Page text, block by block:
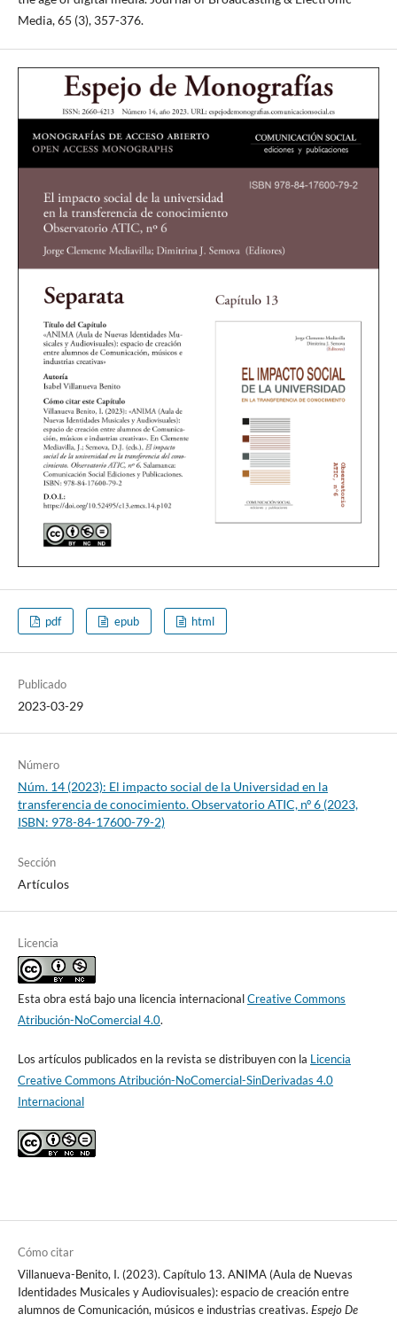
Media, 65 (3), 357-376.
pdf epub html
Publicado
2023-03-29
Número
Núm. 14 (2023): El impacto social de la Universidad en la
transferencia de conocimiento. Observatorio ATIC, nº 6 (2023,
ISBN: 978-84-17600-79-2)
Sección
Artículos
Licencia
Esta obra está bajo una licencia internacionalCreative Commons
Atribución-NoComercial 4.0.
Los artículos publicados en la revista se distribuyen con la Licencia
Creative Commons Atribución-NoComercial-SinDerivadas 4.0
Internacional
Cómo citar
Villanueva-Benito, I. (2023). Capítulo 13. ANIMA (Aula de Nuevas
Identidades Musicales y Audiovisuales): espacio de creación entre
alumnos de Comunicación, músicos e industrias creativas. Espejo De